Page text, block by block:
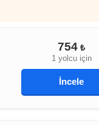
754 ₺
1 yolcu için
İncele